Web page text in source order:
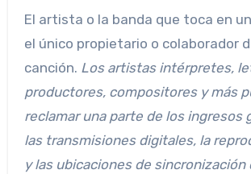
El artista o la banda que toca en
el único propietario o colaborador
canción. Los artistas intérpretes,
productores, compositores y más
reclamar una parte de los ingresos
las transmisiones digitales, la
y las ubicaciones de sincronización